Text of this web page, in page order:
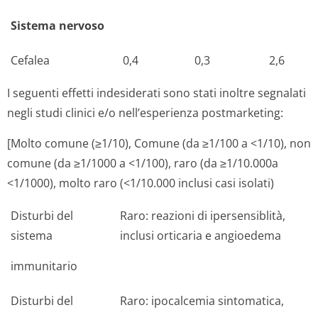
Sistema nervoso
Cefalea 0,4 0,3 2,6
I seguenti effetti indesiderati sono stati inoltre segnalati
negli studi clinici e/o nell’esperienza postmarketing:
[Molto comune (≥1/10), Comune (da ≥1/100 a <1/10), non
comune (da ≥1/1000 a <1/100), raro (da ≥1/10.000a
<1/1000), molto raro (<1/10.000 inclusi casi isolati)
Disturbi del
sistema
immunitario
Raro: reazioni di ipersensiblità,
inclusi orticaria e angioedema
Disturbi del Raro: ipocalcemia sintomatica,